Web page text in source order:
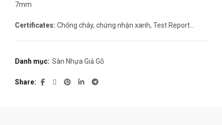
7mm
Certificates: Chống cháy, chứng nhận xanh, Test Report…
Danh mục: Sàn Nhựa Giả Gỗ
Share